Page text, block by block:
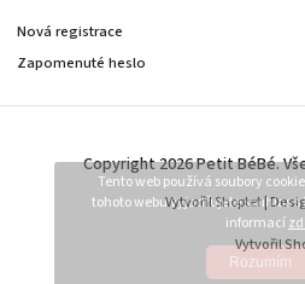
Tento web používá soubory
tohoto webu vyjadřujete souhlas
informací
Rozumím
Nová registrace
Zapomenuté heslo
Vytvořil
Copyright 2026Petit BéBé.
VytvořilShoptet|